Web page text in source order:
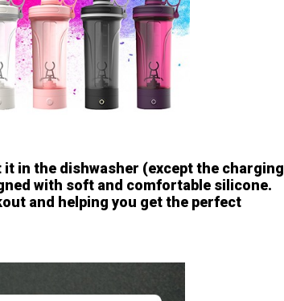
in the dishwasher (except the charging
with soft and comfortable silicone.
and helping you get the perfect